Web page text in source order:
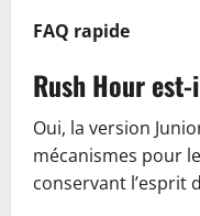
FAQ rapide
Rush Hour
Oui, la version
mécanismes pour
conservant l’esprit